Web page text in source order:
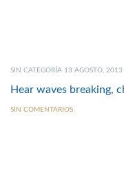
SIN CATEGORÍA 13 AGOSTO, 2013
Hear waves breaking,
SIN COMENTARIOS